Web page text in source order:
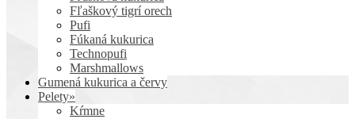
Fľaškový tigrí orech
Pufi
Fúkaná kukurica
Technopufi
Marshmallows
Gumená kukurica a červy
Pelety»
Kŕmne